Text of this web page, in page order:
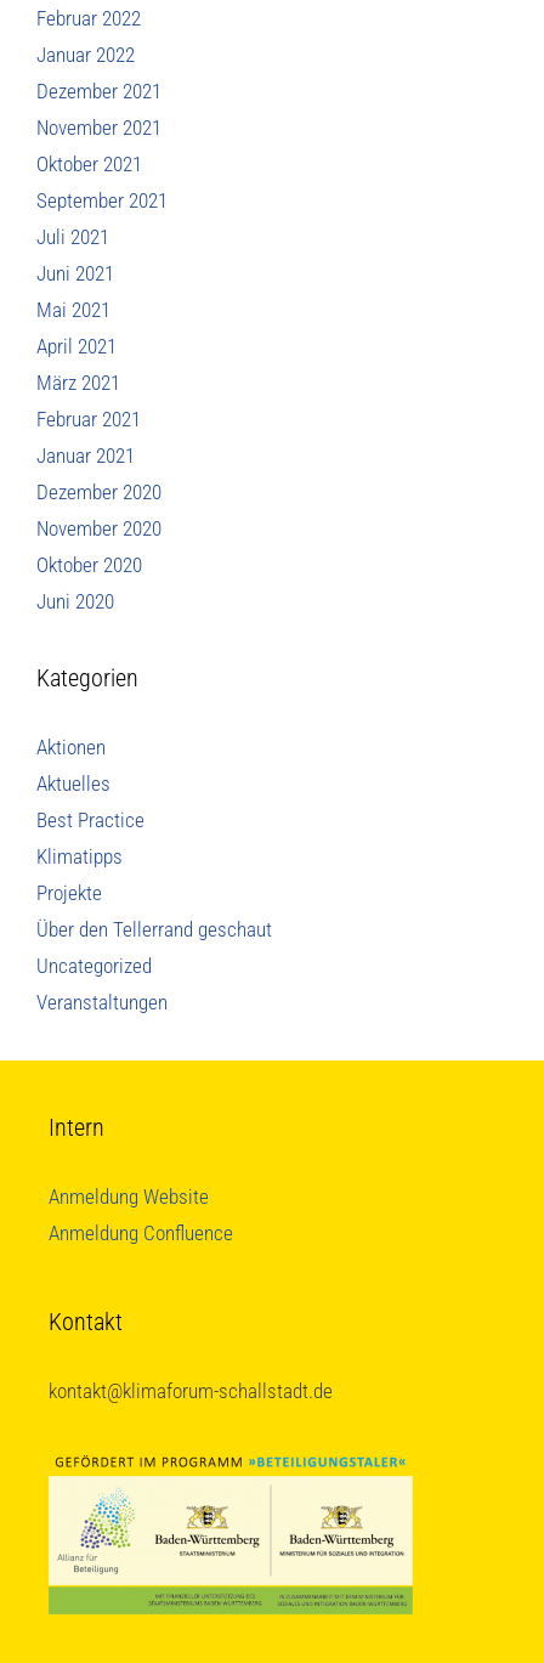
Februar 2022
Januar 2022
Dezember 2021
November 2021
Oktober 2021
September 2021
Juli 2021
Juni 2021
Mai 2021
April 2021
März 2021
Februar 2021
Januar 2021
Dezember 2020
November 2020
Oktober 2020
Juni 2020
Kategorien
Aktionen
Aktuelles
Best Practice
Klimatipps
Projekte
Über den Tellerrand geschaut
Uncategorized
Veranstaltungen
Intern
Anmeldung Website
Anmeldung Confluence
Kontakt
kontakt@klimaforum-schallstadt.de